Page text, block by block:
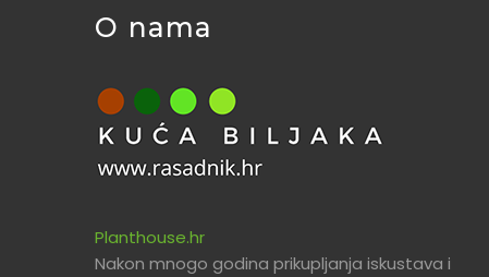
O nama
Planthouse.hr
Nakon mnogo godina prikupljanja iskustava i